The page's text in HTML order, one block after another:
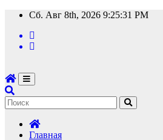
Перейти
содержимому
Сб. Авг 8th, 2026 9:25:31 PM
Главная